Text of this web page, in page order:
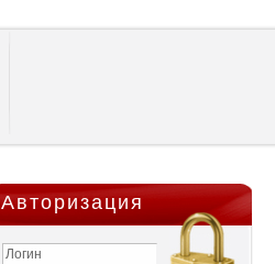
Авторизация